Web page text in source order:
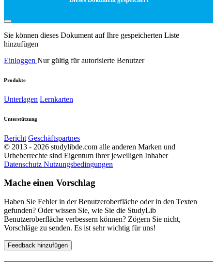
Sie können dieses Dokument auf Ihre gespeicherten Liste
hinzufügen
Einloggen Nur gültig für autorisierte Benutzer
Produkte
Unterlagen Lernkarten
Unterstützung
Bericht Geschäftspartnes
© 2013 - 2026 studylibde.com alle anderen Marken und
Urheberrechte sind Eigentum ihrer jeweiligen Inhaber
Datenschutz Nutzungsbedingungen
Mache einen Vorschlag
Haben Sie Fehler in der Benutzeroberfläche oder in den Texten
gefunden? Oder wissen Sie, wie Sie die StudyLib
Benutzeroberfläche verbessern können? Zögern Sie nicht,
Vorschläge zu senden. Es ist sehr wichtig für uns!
Feedback hinzufügen